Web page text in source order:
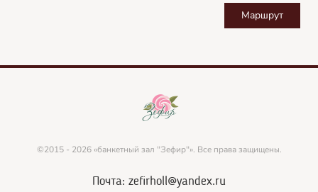
Маршрут
©2015 - 2026 «банкетный зал "Зефир"». Все права защищены.
Почта: zefirholl@yandex.ru